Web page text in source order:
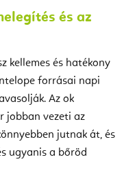
és az
kellemes és hatékony
forrásai napi
Az ok
jobban vezeti az
jutnak át, és
ugyanis a bőröd